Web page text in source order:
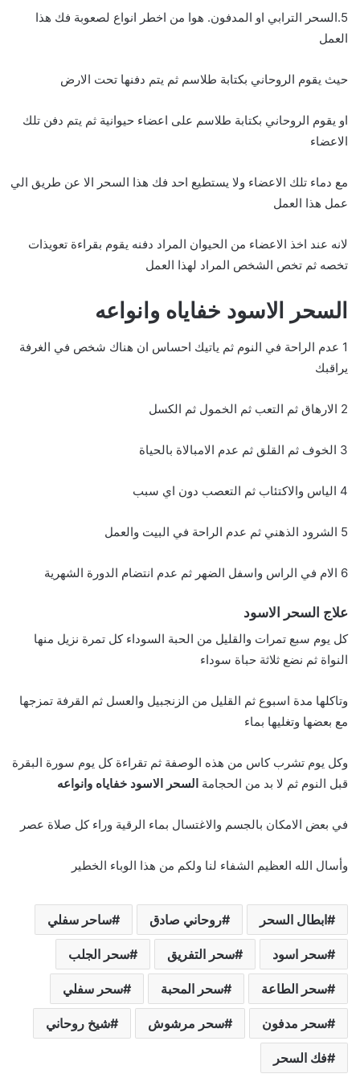
5.السحر الترابي او المدفون. هوا من اخطر انواع لصعوبة فك هذا
العمل
حيث يقوم الروحاني بكتابة طلاسم ثم يتم دفنها تحت الارض
او يقوم الروحاني بكتابة طلاسم على اعضاء حيوانية ثم يتم دفن تلك
الاعضاء
مع دماء تلك الاعضاء ولا يستطيع احد فك هذا السحر الا عن طريق الي
عمل هذا العمل
لانه عند اخذ الاعضاء من الحيوان المراد دفنه يقوم بقراءة تعويذات
تخصه ثم تخص الشخص المراد لهذا العمل
السحر الاسود خفاياه وانواعه
1 عدم الراحة في النوم ثم ياتيك احساس ان هناك شخص في الغرفة
يراقبك
2 الارهاق ثم التعب ثم الخمول ثم الكسل
3 الخوف ثم القلق ثم عدم الامبالاة بالحياة
4 الياس والاكتئاب ثم التعصب دون اي سبب
5 الشرود الذهني ثم عدم الراحة في البيت والعمل
6 الام في الراس واسفل الضهر ثم عدم انتضام الدورة الشهرية
علاج السحر الاسود
كل يوم سبع تمرات والقليل من الحبة السوداء كل تمرة نزيل منها
النواة ثم نضع ثلاثة حباة سوداء
وتاكلها مدة اسبوع ثم القليل من الزنجبيل والعسل ثم القرفة تمزجها
مع بعضها وتغليها بماء
وكل يوم تشرب كاس من هذه الوصفة ثم تقراءة كل يوم سورة البقرة
قبل النوم ثم لا بد من الحجامة السحر الاسود خفاياه وانواعه
في بعض الامكان بالجسم والاغتسال بماء الرقية وراء كل صلاة عصر
وأسال الله العظيم الشفاء لنا ولكم من هذا الوباء الخطير
ابطال السحر روحاني صادق ساحر سفلي
سحر اسود سحر التفريق سحر الجلب
سحر الطاعة سحر المحبة سحر سفلي
سحر مدفون سحر مرشوش شيخ روحاني
فك السحر